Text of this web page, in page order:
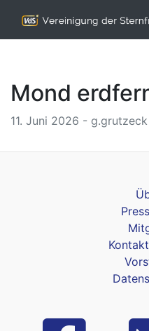
Mond
11. Juni 2026 - g.grutzeck